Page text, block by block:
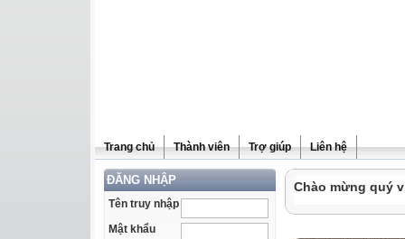
Trang chủ Thành viên Trợ giúp Liên hệ
ĐĂNG NHẬP
Tên truy nhập
Mật khẩu
Chào mừng quý